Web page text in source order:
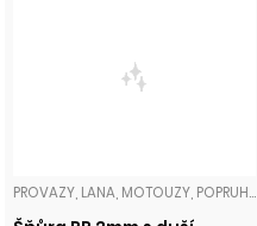
PROVAZY, LANA, MOTOUZY, POPRUHY